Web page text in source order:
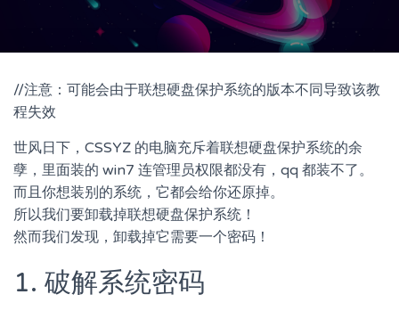
//注意：可能会由于联想硬盘保护系统的版本不同导致该教
程失效
世风日下，CSSYZ 的电脑充斥着联想硬盘保护系统的余
孽，里面装的 win7 连管理员权限都没有，qq 都装不了。
而且你想装别的系统，它都会给你还原掉。
所以我们要卸载掉联想硬盘保护系统！
然而我们发现，卸载掉它需要一个密码！
1. 破解系统密码